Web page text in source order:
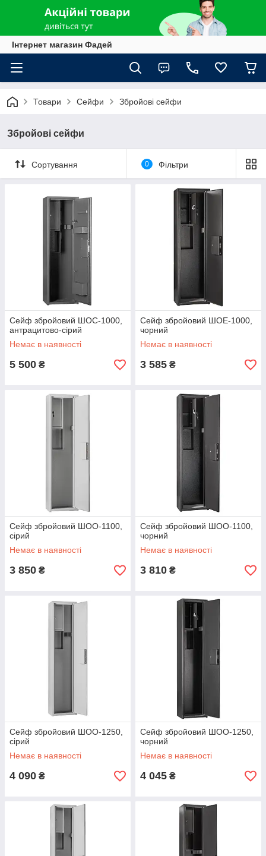
Інтернет магазин Фадей
Товари Сейфи Збройові сейфи
Збройові сейфи
Сортування 0 Фільтри
Сейф збройовий ШОС-1000,
антрацитово-сірий
Немає в наявності
5 500 ₴
Сейф збройовий ШОЕ-1000,
чорний
Немає в наявності
3 585 ₴
Сейф збройовий ШОО-1100,
сірий
Немає в наявності
3 850 ₴
Сейф збройовий ШОО-1100,
чорний
Немає в наявності
3 810 ₴
Сейф збройовий ШОО-1250,
сірий
Немає в наявності
4 090 ₴
Сейф збройовий ШОО-1250,
чорний
Немає в наявності
4 045 ₴